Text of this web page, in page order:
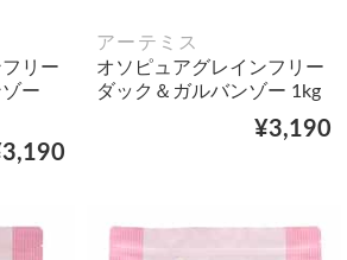
リー
ー
アーテミス
オソピュアグレインフリー
ダック＆ガルバンゾー 1kg
¥3,190